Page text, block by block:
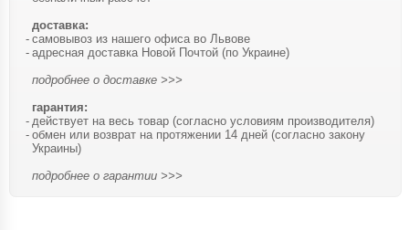
доставка:
самовывоз из нашего офиса во Львове
адресная доставка Новой Почтой (по Украине)
подробнее о доставке >>>
гарантия:
действует на весь товар (согласно условиям производителя)
обмен или возврат на протяжении 14 дней (согласно закону
Украины)
подробнее о гарантии >>>